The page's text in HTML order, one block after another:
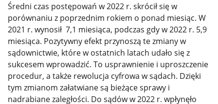
Średni czas postępowań w 2022 r. skrócił się w
porównaniu z poprzednim rokiem o ponad miesiąc. W
2021 r. wynosił 7,1 miesiąca, podczas gdy w 2022 r. 5,9
miesiąca. Pozytywny efekt przynoszą te zmiany w
sądownictwie, które w ostatnich latach udało się z
sukcesem wprowadzić. To usprawnienie i uproszczenie
procedur, a także rewolucja cyfrowa w sądach. Dzięki
tym zmianom załatwiane są bieżące sprawy i
nadrabiane zaległości. Do sądów w 2022 r. wpłynęło